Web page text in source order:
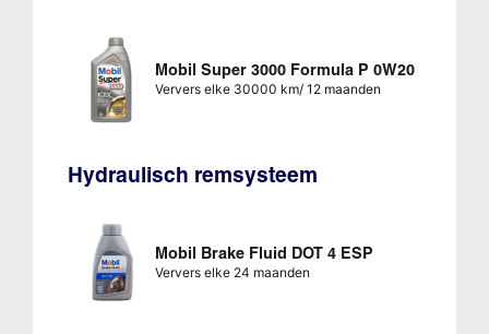
Mobil Super 3000 Formula P 0W20
Ververs elke 30000 km/ 12 maanden
Hydraulisch remsysteem
Mobil Brake Fluid DOT 4 ESP
Ververs elke 24 maanden